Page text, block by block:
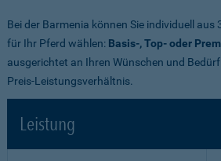
Bei der Barmenia können Sie individuell aus
für Ihr Pferd wählen: Basis-, Top- oder
ausgerichtet an Ihren Wünschen und
Preis-Leistungsverhältnis.
Leistung